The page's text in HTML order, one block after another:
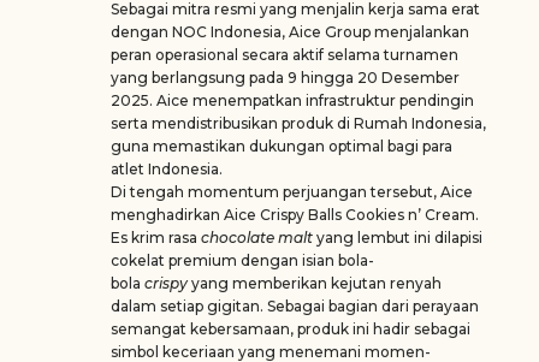
Sebagai mitra resmi yang menjalin kerja sama erat
dengan NOC Indonesia, Aice Group menjalankan
peran operasional secara aktif selama turnamen
yang berlangsung pada 9 hingga 20 Desember
2025. Aice menempatkan infrastruktur pendingin
serta mendistribusikan produk di Rumah Indonesia,
guna memastikan dukungan optimal bagi para
atlet Indonesia.
Di tengah momentum perjuangan tersebut, Aice
menghadirkan Aice Crispy Balls Cookies n’ Cream.
Es krim rasa chocolate malt yang lembut ini dilapisi
cokelat premium dengan isian bola-
bola crispyyang memberikan kejutan renyah
dalam setiap gigitan. Sebagai bagian dari perayaan
semangat kebersamaan, produk ini hadir sebagai
simbol keceriaan yang menemani momen-